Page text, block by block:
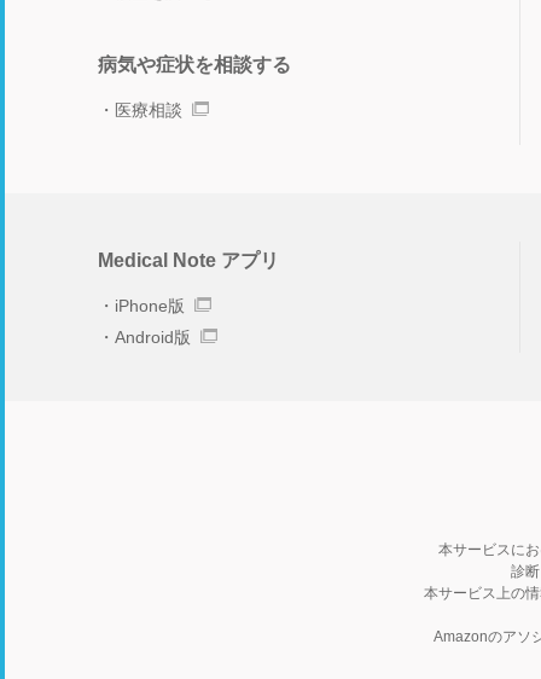
病気や症状を相談する
医療相談
Medical Note アプリ
iPhone版
Android版
本サービスに
診
本サービス上の
Amazonのアソ